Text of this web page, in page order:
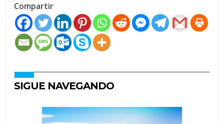
Compartir
SIGUE NAVEGANDO